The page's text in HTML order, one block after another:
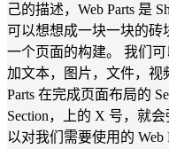
己的描述，Web Parts 是
可以想想成一块一块的砖
一个页面的构建。 我们可
加文本，图片，文件，视
Parts 在完成页面布局的
Section，上的 X 号，就
以对我们需要使用的